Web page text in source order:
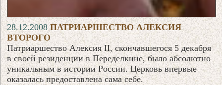
28.12.2008ПАТРИАРШЕСТВО АЛЕКСИЯ
ВТОРОГО
Патриаршество Алексия II, скончавшегося 5 декабря
в своей резиденции в Переделкине, было абсолютно
уникальным в истории России. Церковь впервые
оказалась предоставлена сама себе.